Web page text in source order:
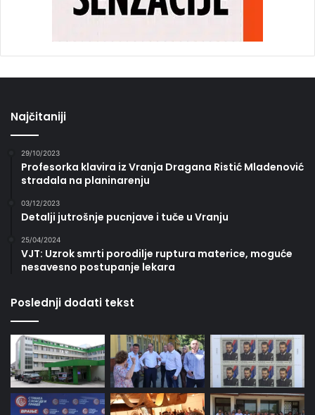
Najčitaniji
29/10/2023
Profesorka klavira iz Vranja Dragana Ristić Mladenović
stradala na planinarenju
03/12/2023
Detalji jutrošnje pucnjave i tuče u Vranju
25/04/2024
VJT: Uzrok smrti porodilje ruptura materice, moguće
nesavesno postupanje lekara
Poslednji dodati tekst